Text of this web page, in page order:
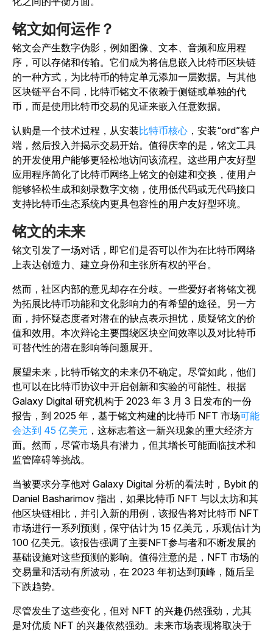
铭文如何运作？
铭文会产生数字伪影，例如图像、文本、音频和应用程
序，可以存储和传输。它们成为将信息嵌入比特币区块链
的一种方式，为比特币的特定单元添加一层数据。与其他
区块链平台不同，比特币铭文不依赖于侧链或单独的代
币，而是使用比特币交易的见证来嵌入任意数据。
认购是一个技术过程，从安装比特币核心 ，安装“ord”客户
端，然后投入并揭示交易开始。值得庆幸的是，铭文工具
的开发使用户能够更轻松地访问该流程。这些用户友好型
应用程序简化了比特币网络上铭文的创建和交换，使用户
能够轻松生成和刻录数字文物，使用低代码或无代码接口
支持比特币生态系统内更具包容性的用户友好型环境。
铭文的未来
铭文引发了一场对话，即它们是否可以作为在比特币网络
上表达创造力、建立身份和主张所有权的平台。
然而，社区内部的意见却存在分歧。一些爱好者将铭文视
为拓展比特币功能和文化影响力的有希望的途径。另一方
面，持怀疑态度者对潜在的缺点表示担忧，质疑铭文的价
值和效用。本次辩论主要围绕区块空间效率以及对比特币
可替代性的潜在影响等问题展开。
展望未来，比特币铭文的未来仍不确定。尽管如此，他们
也可以在比特币协议中开启创新和实验的可能性。根据
Galaxy Digital 研究机构于 2023 年 3 月 3 日发布的一份
报告，到 2025 年，基于铭文构建的比特币 NFT 市场可能
会达到 45 亿美元 ，这标志着这一新兴现象的重大经济方
面。然而，尽管市场具有潜力，但其增长可能面临技术和
监管障碍等挑战。
当被要求分享他对 Galaxy Digital 分析的看法时，Bybit 的
Daniel Basharimov 指出，如果比特币 NFT 与以太坊和其
他区块链相比，并引入新的用例，该报告将对比特币 NFT
市场进行一系列预测，保守估计为 15 亿美元，乐观估计为
100 亿美元。该报告强调了主要NFT参与者和不断发展的
基础设施对这些预测的影响。值得注意的是，NFT 市场的
交易量和活动有所波动，在 2023 年初达到顶峰，随后呈
下跌趋势。
尽管发生了这些变化，但对 NFT 的兴趣仍然强劲，尤其
是对优质 NFT 的兴趣依然强劲。未来市场表现将取决于